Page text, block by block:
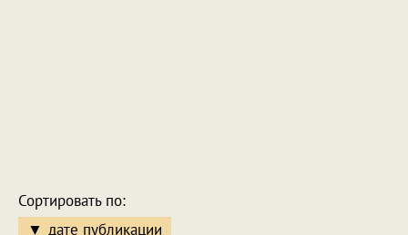
Сортировать по:
дате публикации